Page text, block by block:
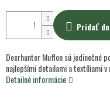
Pridať
Deerhunter Muflon sú jedinečné
najlepšími detailami a textíliami v
Detailné informácie